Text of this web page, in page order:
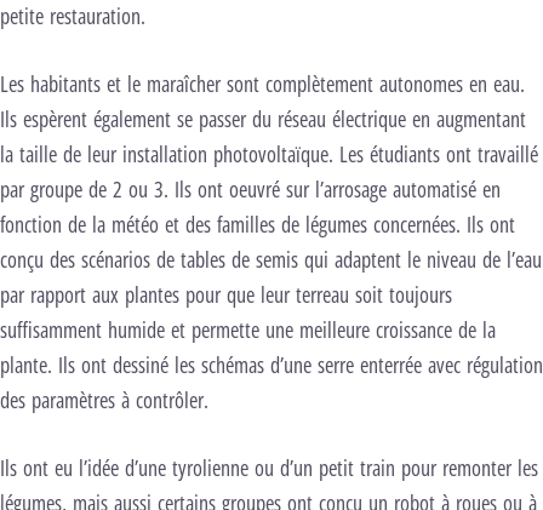
petite restauration.
Les habitants et le maraîcher sont complètement autonomes en eau.
Ils espèrent également se passer du réseau électrique en augmentant
la taille de leur installation photovoltaïque. Les étudiants ont travaillé
par groupe de 2 ou 3. Ils ont oeuvré sur l’arrosage automatisé en
fonction de la météo et des familles de légumes concernées. Ils ont
conçu des scénarios de tables de semis qui adaptent le niveau de l’eau
par rapport aux plantes pour que leur terreau soit toujours
suffisamment humide et permette une meilleure croissance de la
plante. Ils ont dessiné les schémas d’une serre enterrée avec régulation
des paramètres à contrôler.
Ils ont eu l’idée d’une tyrolienne ou d’un petit train pour remonter les
légumes, mais aussi certains groupes ont conçu un robot à roues ou à